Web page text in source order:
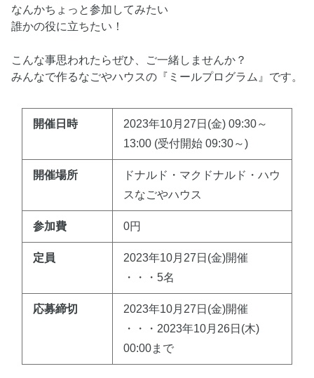
なんかちょっと参加してみたい
誰かの役に立ちたい！
こんな事思われたらぜひ、ご一緒しませんか？
みんなで作るなごやハウスの『ミールプログラム』です。
開催日時
2023年10月27日(金) 09:30～
13:00 (受付開始 09:30～)
開催場所
ドナルド・マクドナルド・ハウ
スなごやハウス
参加費 0円
定員
2023年10月27日(金)開催
・・・5名
応募締切
2023年10月27日(金)開催
・・・2023年10月26日(木)
00:00まで